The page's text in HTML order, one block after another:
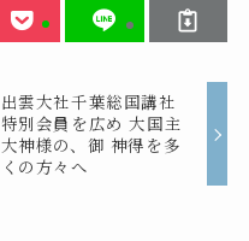
出雲大社千葉総国講社
特別会員を広め 大国主
大神様の、御 神得を多
くの方々へ